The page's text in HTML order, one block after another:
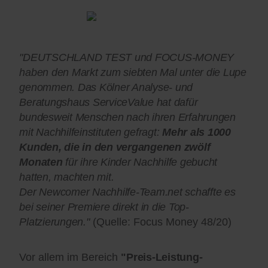
"DEUTSCHLAND TEST und FOCUS-MONEY
haben den Markt zum siebten Mal unter die Lupe
genommen. Das Kölner Analyse- und
Beratungshaus ServiceValue hat dafür
bundesweit Menschen nach ihren Erfahrungen
mit Nachhilfeinstituten gefragt: Mehr als 1000
Kunden, die in den vergangenen zwölf
Monaten für ihre Kinder Nachhilfe gebucht
hatten, machten mit.
Der Newcomer Nachhilfe-Team.net schaffte es
bei seiner Premiere direkt in die Top-
Platzierungen."(Quelle: Focus Money 48/20)
Vor allem im Bereich "Preis-Leistung-